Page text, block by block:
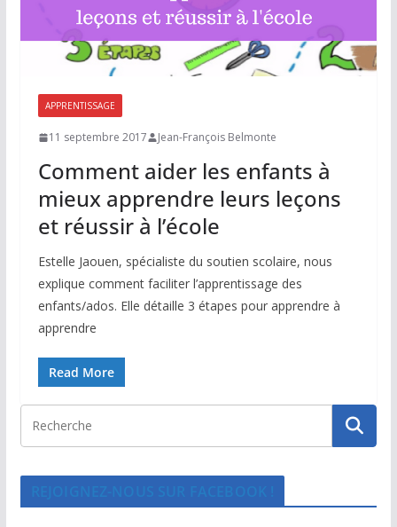
APPRENTISSAGE
11 septembre 2017 Jean-François Belmonte
Comment aider les enfants à
mieux apprendre leurs leçons
et réussir à l’école
Estelle Jaouen, spécialiste du soutien scolaire, nous
explique comment faciliter l’apprentissage des
enfants/ados. Elle détaille 3 étapes pour apprendre à
apprendre
Read More
REJOIGNEZ-NOUS SUR FACEBOOK !